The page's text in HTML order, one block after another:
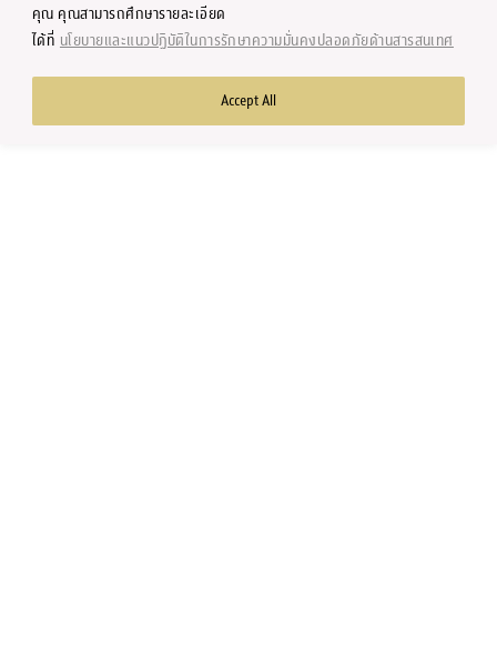
คุณ คุณสามารถศึกษารายละเอียด
ได้ที่ นโยบายและแนวปฏิบัติในการรักษาความมั่นคงปลอดภัยด้านสารสนเทศ
Accept All
ศูนย์วิจัยเฉพาะทาง
Copyright © 2002-2023 by Faculty of Economics, Chulalongkorn
University, Thailand. All rights reserved.